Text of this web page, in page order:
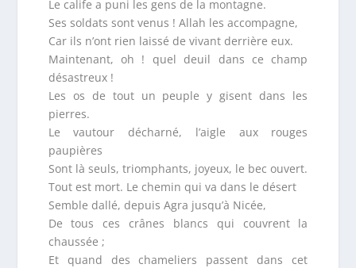
Le calife a puni les gens de la montagne.
Ses soldats sont venus ! Allah les accompagne,
Car ils n’ont rien laissé de vivant derrière eux.
Maintenant, oh ! quel deuil dans ce champ
désastreux !
Les os de tout un peuple y gisent dans les
pierres.
Le vautour décharné, l’aigle aux rouges
paupières
Sont là seuls, triomphants, joyeux, le bec ouvert.
Tout est mort. Le chemin qui va dans le désert
Semble dallé, depuis Agra jusqu’à Nicée,
De tous ces crânes blancs qui couvrent la
chaussée ;
Et quand des chameliers passent dans cet